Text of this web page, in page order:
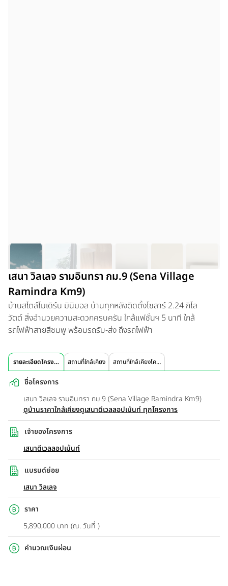
เสนา วิลเลจ รามอินทรา กม.9 (Sena Village
Ramindra Km9)
บ้านสไตล์โมเดิร์น มินิมอล บ้านทุกหลังติดตั้งโซลาร์ 2.24 กิโล
วัตต์ สิ่งอำนวยความสะดวกครบครัน ใกล้แฟชั่นฯ 5 นาที ใกล้
รถไฟฟ้าสายสีชมพู พร้อมรถรับ-ส่ง ถึงรถไฟฟ้า
รายละเอียดโครงการ สถานที่ใกล้เคียง สถานที่ใกล้เคียงโครงการ
ชื่อโครงการ
เสนา วิลเลจ รามอินทรา กม.9 (Sena Village Ramindra Km9)
ดูบ้านราคาใกล้เคียงดูเสนาดีเวลลอปเม้นท์ ทุกโครงการ
เจ้าของโครงการ
เสนาดีเวลลอปเม้นท์
แบรนด์ย่อย
เสนา วิลเลจ
ราคา
5,890,000 บาท (ณ. วันที่ )
คำนวณเงินผ่อน